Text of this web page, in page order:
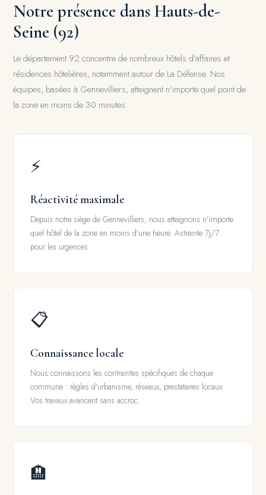
Notre présence dans Hauts-de-
Seine (92)
Le département 92 concentre de nombreux hôtels d'affaires et
résidences hôtelières, notamment autour de La Défense. Nos
équipes, basées à Gennevilliers, atteignent n'importe quel point de
la zone en moins de 30 minutes.
⚡
Réactivité maximale
Depuis notre siège de Gennevilliers, nous atteignons n'importe
quel hôtel de la zone en moins d'une heure. Astreinte 7j/7
pour les urgences.
📋
Connaissance locale
Nous connaissons les contraintes spécifiques de chaque
commune : règles d'urbanisme, réseaux, prestataires locaux.
Vos travaux avancent sans accroc.
🏨